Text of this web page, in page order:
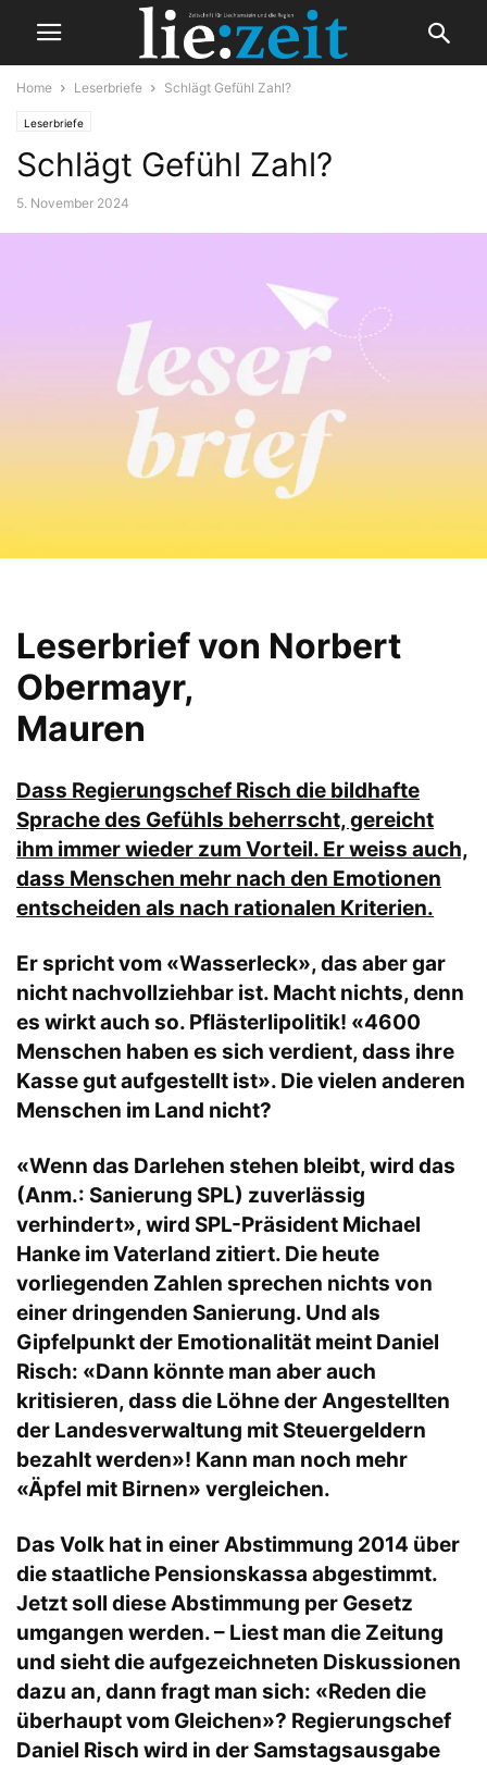
Home Leserbriefe Schlägt Gefühl Zahl?
Leserbriefe
Schlägt Gefühl Zahl?
5. November 2024
Leserbrief von Norbert
Obermayr,
Mauren
Dass Regierungschef Risch die bildhafte
Sprache des Gefühls beherrscht, gereicht
ihm immer wieder zum Vorteil. Er weiss auch,
dass Menschen mehr nach den Emotionen
entscheiden als nach rationalen Kriterien.
Er spricht vom «Wasserleck», das aber gar
nicht nachvollziehbar ist. Macht nichts, denn
es wirkt auch so. Pflästerlipolitik! «4600
Menschen haben es sich verdient, dass ihre
Kasse gut aufgestellt ist». Die vielen anderen
Menschen im Land nicht?
«Wenn das Darlehen stehen bleibt, wird das
(Anm.: Sanierung SPL) zuverlässig
verhindert», wird SPL-Präsident Michael
Hanke im Vaterland zitiert. Die heute
vorliegenden Zahlen sprechen nichts von
einer dringenden Sanierung. Und als
Gipfelpunkt der Emotionalität meint Daniel
Risch: «Dann könnte man aber auch
kritisieren, dass die Löhne der Angestellten
der Landesverwaltung mit Steuergeldern
bezahlt werden»! Kann man noch mehr
«Äpfel mit Birnen» vergleichen.
Das Volk hat in einer Abstimmung 2014 über
die staatliche Pensionskassa abgestimmt.
Jetzt soll diese Abstimmung per Gesetz
umgangen werden. – Liest man die Zeitung
und sieht die aufgezeichneten Diskussionen
dazu an, dann fragt man sich: «Reden die
überhaupt vom Gleichen»? Regierungschef
Daniel Risch wird in der Samstagsausgabe